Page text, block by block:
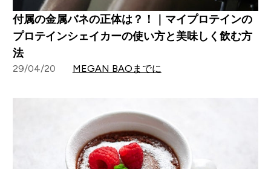
付属の金属バネの正体は？！｜マイプロテインの
プロテインシェイカーの使い方と美味しく飲む方
法
29/04/20 MEGAN BAOまでに